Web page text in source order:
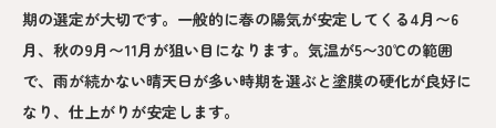
期の選定が大切です。一般的に春の陽気が安定してくる4月〜6
月、秋の9月〜11月が狙い目になります。気温が5〜30℃の範囲
で、雨が続かない晴天日が多い時期を選ぶと塗膜の硬化が良好に
なり、仕上がりが安定します。